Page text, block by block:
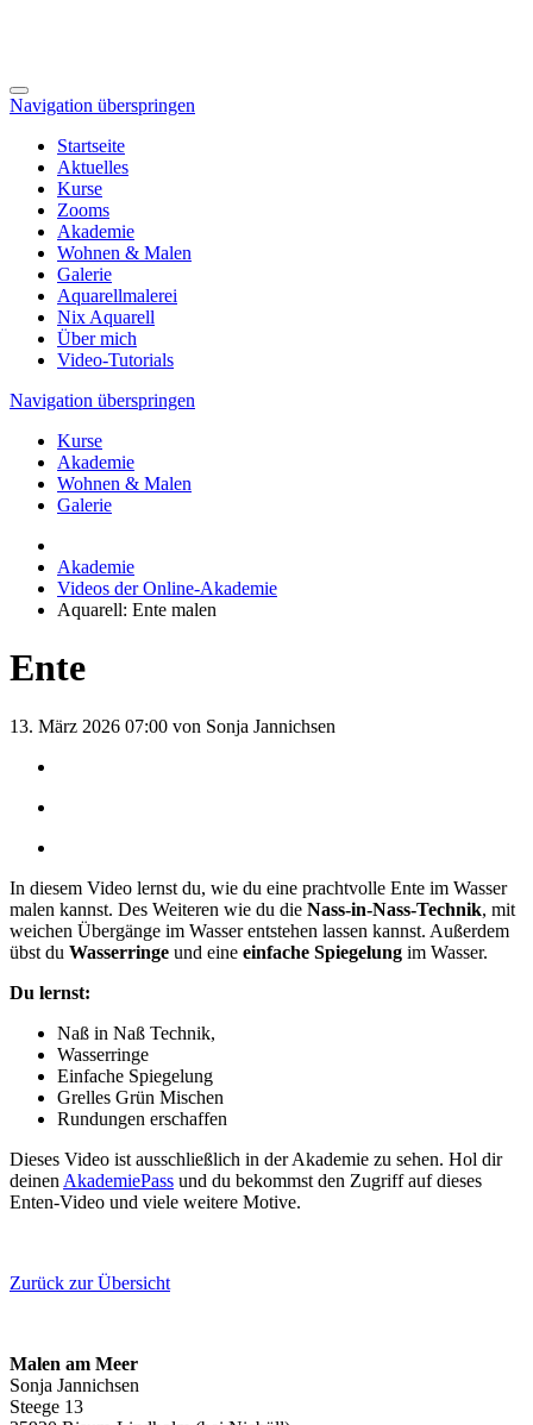
Navigation überspringen
Startseite
Aktuelles
Kurse
Zooms
Akademie
Wohnen & Malen
Galerie
Aquarellmalerei
Nix Aquarell
Über mich
Video-Tutorials
Navigation überspringen
Kurse
Akademie
Wohnen & Malen
Galerie
Akademie
Videos der Online-Akademie
Aquarell: Ente malen
Ente
13. März 2026 07:00 von Sonja Jannichsen
In diesem Video lernst du, wie du eine prachtvolle Ente im Wasser
malen kannst. Des Weiteren wie du die Nass-in-Nass-Technik, mit
weichen Übergänge im Wasser entstehen lassen kannst. Außerdem
übst du Wasserringe und eine einfache Spiegelung im Wasser.
Du lernst:
Naß in Naß Technik,
Wasserringe
Einfache Spiegelung
Grelles Grün Mischen
Rundungen erschaffen
Dieses Video ist ausschließlich in der Akademie zu sehen. Hol dir
deinen AkademiePass und du bekommst den Zugriff auf dieses
Enten-Video und viele weitere Motive.
Zurück zur Übersicht
Malen am Meer
Sonja Jannichsen
Steege 13